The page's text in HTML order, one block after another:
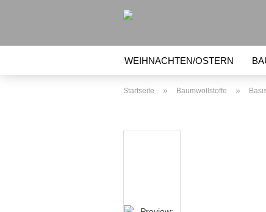
WEIHNACHTEN/OSTERN
BEULENTRÖSTER, KÜHLAKKU
Startseite » Baumwollstoffe »